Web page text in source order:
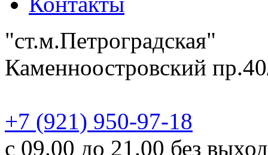
"ст.м.Петроградская"
Каменноостровский
‎+7 (921) 950-97-18
с 09.00 до 21.00 без